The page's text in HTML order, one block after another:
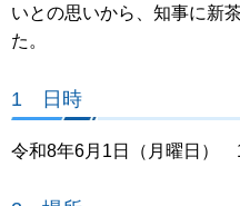
いとの思いから、知事に新
た。
1 日時
令和8年6月1日（月曜日）